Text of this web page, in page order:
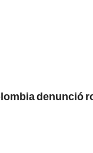
denunció